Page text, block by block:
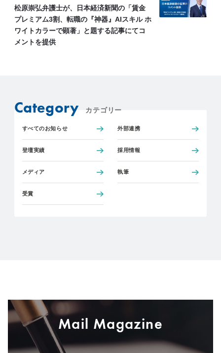
松原崇弘弁護士が、日本経済新聞の「賃金
プレミアム3割、転職の『神器』AIスキル ホ
ワイトカラーで顕著」と題する記事にてコ
メントを提供
Category カテゴリー
すべてのお知らせ 外部連携
登壇実績 採用情報
メディア 執筆
受賞
Mail Magazine